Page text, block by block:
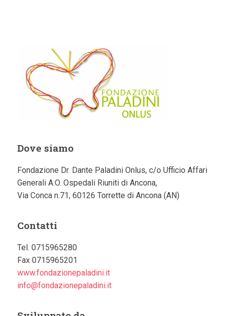
Dove siamo
Fondazione Dr. Dante Paladini Onlus, c/o Ufficio Affari
Generali A.O. Ospedali Riuniti di Ancona,
Via Conca n.71, 60126 Torrette di Ancona (AN)
Contatti
Tel. 0715965280
Fax 0715965201
www.fondazionepaladini.it
info@fondazionepaladini.it